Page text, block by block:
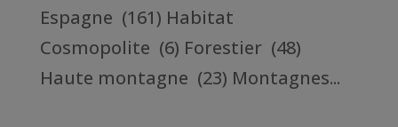
Espagne (161) Habitat
Cosmopolite (6) Forestier (48)
Haute montagne (23) Montagnes...